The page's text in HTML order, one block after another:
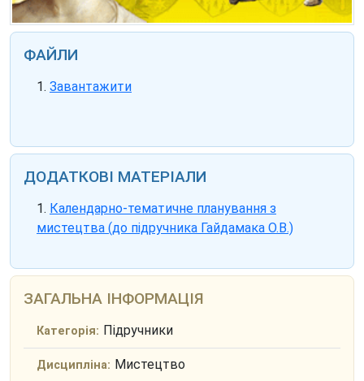
ФАЙЛИ
Завантажити
ДОДАТКОВІ МАТЕРІАЛИ
Календарно-тематичне планування з
мистецтва (до підручника Гайдамака О.В.)
ЗАГАЛЬНА ІНФОРМАЦІЯ
Категорія: Підручники
Дисципліна: Мистецтво